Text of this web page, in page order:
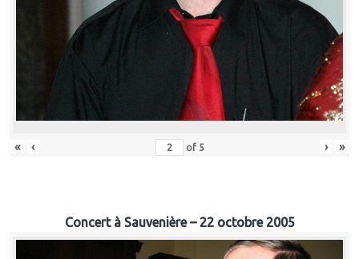
« ‹ of 5 › »
Concert à Sauvenière – 22 octobre 2005